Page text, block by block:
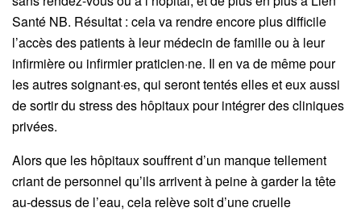
Santé NB. Résultat : cela va rendre encore plus difficile
l’accès des patients à leur médecin de famille ou à leur
infirmière ou infirmier praticien·ne. Il en va de même pour
les autres soignant·es, qui seront tentés elles et eux aussi
de sortir du stress des hôpitaux pour intégrer des cliniques
privées.
Alors que les hôpitaux souffrent d’un manque tellement
criant de personnel qu’ils arrivent à peine à garder la tête
au-dessus de l’eau, cela relève soit d’une cruelle